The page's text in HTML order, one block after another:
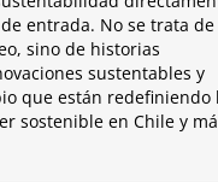
entrada. No se trata de
sino de historias
sustentables y
que están redefiniendo
sostenible en Chile y